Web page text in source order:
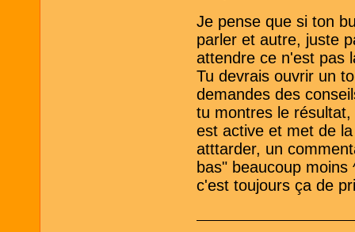
Je pense que si ton
parler et autre, juste
attendre ce n'est pas
Tu devrais ouvrir un
demandes des
tu montres le
est active et met de
atttarder, un
bas" beaucoup
c'est toujours ça de